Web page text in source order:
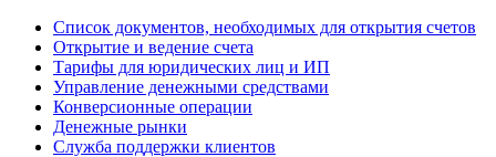
Список документов, необходимых для открытия счетов
Открытие и ведение счета
Тарифы для юридических лиц и ИП
Управление денежными средствами
Конверсионные операции
Денежные рынки
Служба поддержки клиентов